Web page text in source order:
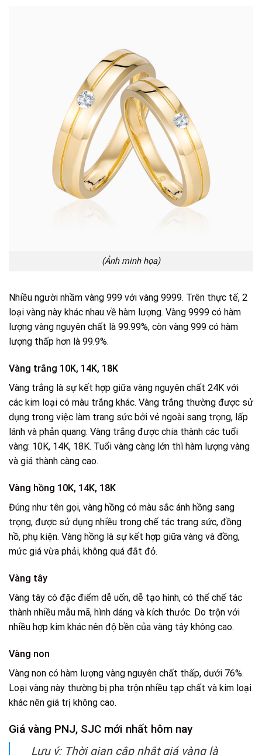
(Ảnh minh họa)
Nhiều người nhầm vàng 999 với vàng 9999. Trên thực tế, 2
loại vàng này khác nhau về hàm lượng. Vàng 9999 có hàm
lượng vàng nguyên chất là 99.99%, còn vàng 999 có hàm
lượng thấp hơn là 99.9%.
Vàng trắng 10K, 14K, 18K
Vàng trắng là sự kết hợp giữa vàng nguyên chất 24K với
các kim loại có màu trắng khác. Vàng trắng thường được sử
dụng trong việc làm trang sức bởi vẻ ngoài sang trọng, lấp
lánh và phản quang. Vàng trắng được chia thành các tuổi
vàng: 10K, 14K, 18K. Tuổi vàng càng lớn thì hàm lượng vàng
và giá thành càng cao.
Vàng hồng 10K, 14K, 18K
Đúng như tên gọi, vàng hồng có màu sắc ánh hồng sang
trọng, được sử dụng nhiều trong chế tác trang sức, đồng
hồ, phụ kiện. Vàng hồng là sự kết hợp giữa vàng và đồng,
mức giá vừa phải, không quá đắt đỏ.
Vàng tây
Vàng tây có đặc điểm dễ uốn, dễ tạo hình, có thể chế tác
thành nhiều mẫu mã, hình dáng và kích thước. Do trộn với
nhiều hợp kim khác nên độ bền của vàng tây không cao.
Vàng non
Vàng non có hàm lượng vàng nguyên chất thấp, dưới 76%.
Loại vàng này thường bị pha trộn nhiều tạp chất và kim loại
khác nên giá trị không cao.
Giá vàng PNJ, SJC mới nhất hôm nay
Lưu ý: Thời gian cập nhật giá vàng là